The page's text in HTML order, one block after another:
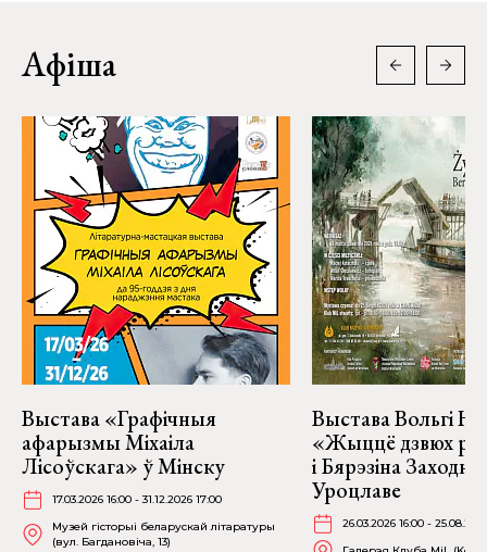
Афіша
Выстава «Графічныя
афарызмы Міхаіла
Лісоўскага» ў Мінску
17.03.2026 16:00 - 31.12.2026 17:00
Музей гісторыі беларускай літаратуры
(вул. Багдановіча, 13)
Выстава Вольгі
«Жыццё дзвюх
і Бярэзіна
Уроцлаве
26.03.2026 16:00 -